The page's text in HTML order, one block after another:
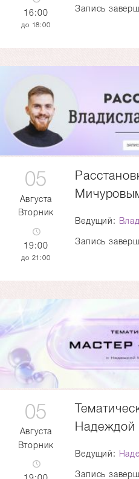
16:00
18:00
Запись
05
Августа
Вторник
19:00
21:00
Ведущий:
Запись
05
Августа
Вторник
Надеждой
Ведущий:
Запись